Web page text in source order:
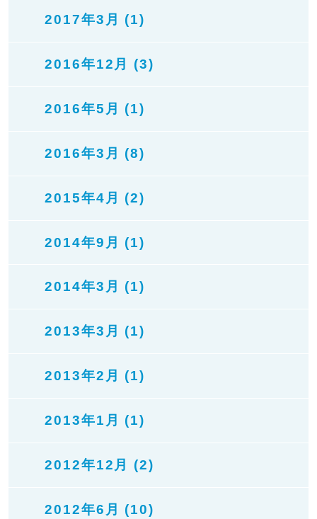
2017年3月 (1)
2016年12月 (3)
2016年5月 (1)
2016年3月 (8)
2015年4月 (2)
2014年9月 (1)
2014年3月 (1)
2013年3月 (1)
2013年2月 (1)
2013年1月 (1)
2012年12月 (2)
2012年6月 (10)